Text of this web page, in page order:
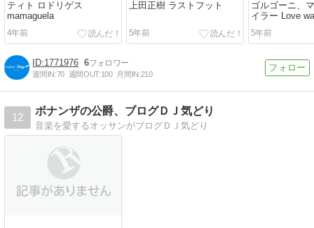
ティト ロドリゲス
mamaguela
4年前
上田正樹 ラストフット
5年前
ゴルゴーニ、
イラー Love
Word
5年前
1771976 6
週間IN:70 週間OUT:100 月間IN:210
12
ボナンザの公爵、ブログＤＪ気どり
音楽を愛するオッサンがブログＤＪ気どり